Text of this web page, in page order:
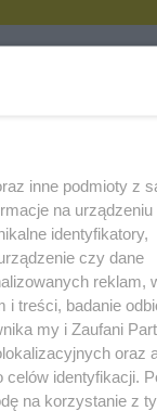
inne podmioty z
na urządzeniu
identyfikatory,
czy dane
reklam,
i treści, badanie
my i Zaufani
oraz
identyfikacji.
na korzystanie z